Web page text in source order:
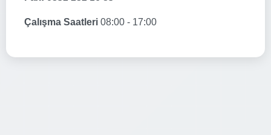
Çalışma Saatleri 08:00 - 17:00